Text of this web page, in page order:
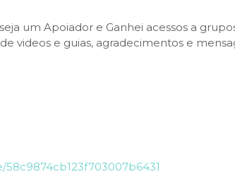
um Apoiador e Ganhei acessos a
videos e guias, agradecimentos e
58c9874cb123f703007b6431